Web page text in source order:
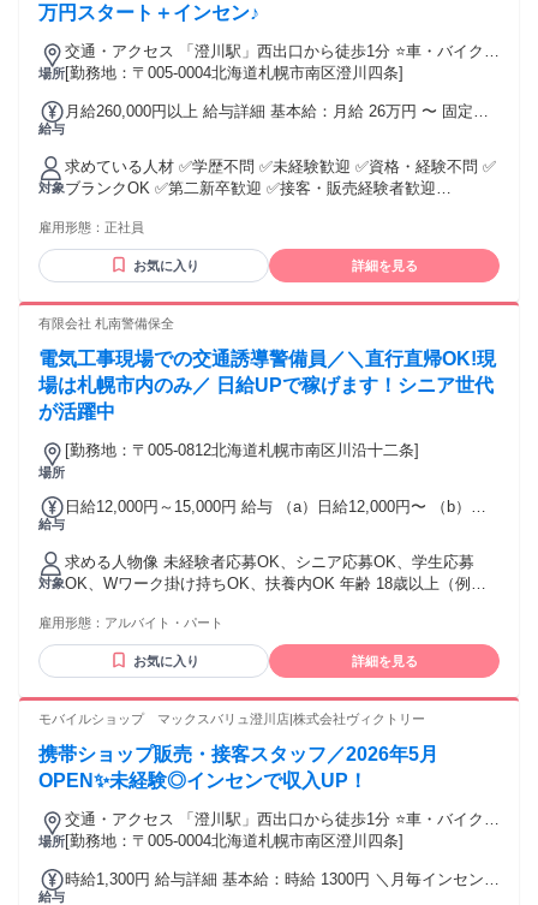
万円スタート＋インセン♪
場所
交通・アクセス 「澄川駅」西出口から徒歩1分 ⭐車・バイク通
勤OK！無料駐車場完備 ⭐交通費規定支給
[勤務地：〒005-0004北海道札幌市南区澄川四条]
給与
月給260,000円以上 給与詳細 基本給：月給 26万円 〜 固定残
勤・家族手当金額：なし 全員に一律で支払われるその他手当
金額：なし ✅昇給あり/年1回 ✅賞与あり ┣年4回/3ヶ月毎 ┗
入社6ヶ月後から対象 ＼月毎インセンティブ制度あり／ ⭐店舗
目標達成による支給 ⭐80％達成で月2～3万円支給 ┗支給実績
対象
求めている人材 ✅学歴不問 ✅未経験歓迎 ✅資格・経験不問 ✅
ブランクOK ✅第二新卒歓迎 ✅接客・販売経験者歓迎
安定した環境で長く働きたい方 ✋頑張った分だけ収入を伸ば
したい方 ✋人と話すこと・接客が好きな方 ✋新しい知識やス
キルを身につけたい方 ✋チームワークを大切にして働きたい
気軽に質問できる、 風通しの良い職場です。 頑張りは資格手
「成長したい」「稼ぎたい」 そんな気持ちを応援します♪
◌◍┈┈┈┈┈┈┈┈┈┈┈┈┈┈┈⿻*.· ✨こんな経験を活かせます！✨
・アパレル・携帯ショップ・ 家電量販店などでの販売経験 ・
居酒屋・カフェ・レストランなどの ホールスタッフ経験 ・ホ
テル・サービス業での接客経験 ・コールセンターでのお客様
コミュニケーション力も 活かせる仕事です！ もちろん、経験
業種・未経験からスタートしています。 研修制度が充実して
いるので、 安心して新しい一歩を踏み出せます！
雇用形態： 正社員
お気に入り 詳細を見る
有限会社 札南警備保全
電気工事現場での交通誘導警備員／＼直行直帰OK!現
場は札幌市内のみ／ 日給UPで稼げます！シニア世代
が活躍中
場所
[勤務地：〒005-0812北海道札幌市南区川沿十二条]
給与
日給12,000円～15,000円 給与 （a）日給12,000円〜 （b）日
日給全額保障（4h以内は日給半額補償） ※法定研修20時間有
／時給1,075円
対象
求める人物像 未経験者応募OK、シニア応募OK、学生応募
OK、Wワーク掛け持ちOK、扶養内OK 年齢 18歳以上（例外
けられているため
雇用形態： アルバイト・パート
お気に入り 詳細を見る
モバイルショップ マックスバリュ澄川店|株式会社ヴィクトリー
携帯ショップ販売・接客スタッフ／2026年5月
OPEN✨未経験◎インセンで収入UP！
場所
交通・アクセス 「澄川駅」西出口から徒歩1分 ⭐車・バイク通
勤OK！無料駐車場完備 ⭐交通費規定支給
[勤務地：〒005-0004北海道札幌市南区澄川四条]
給与
時給1,300円 給与詳細 基本給：時給 1300円 ＼月毎インセンテ